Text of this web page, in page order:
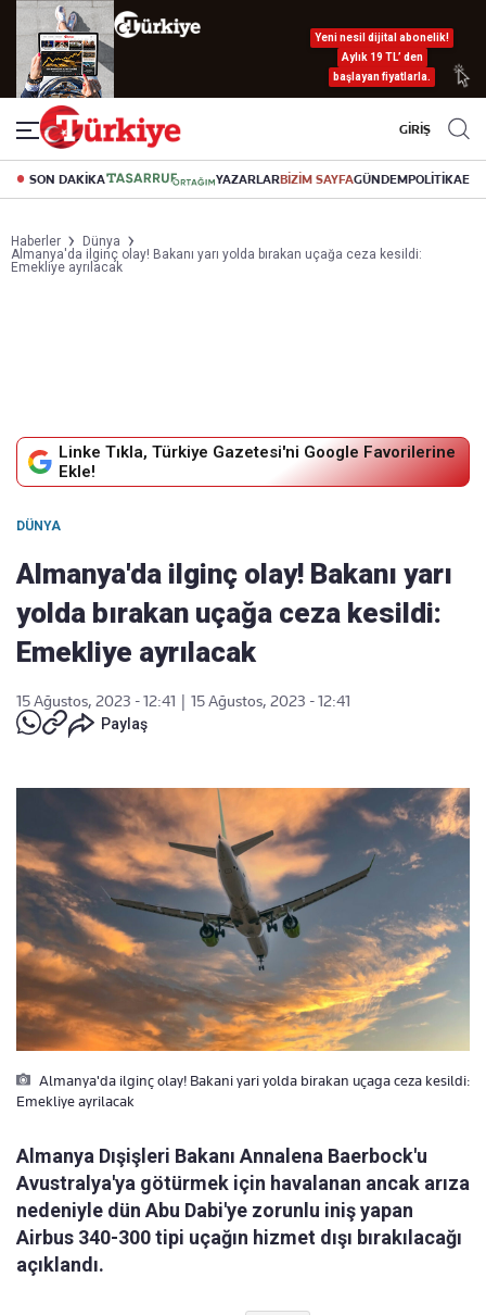
Yeni nesil dijital abonelik!
Aylık 19 TL’ den
başlayan fiyatlarla.
GİRİŞ
SON DAKİKA YAZARLARBİZİM SAYFAGÜNDEMPOLİTİKA
Haberler
Dünya
Almanya'da ilginç olay! Bakanı yarı yolda bırakan uçağa ceza kesildi:
Emekliye ayrılacak
Linke Tıkla, Türkiye Gazetesi'ni Google Favorilerine
Ekle!
DÜNYA
Almanya'da ilginç olay! Bakanı yarı
yolda bırakan uçağa ceza kesildi:
Emekliye ayrılacak
15 Ağustos, 2023 - 12:41
15 Ağustos, 2023 - 12:41
Paylaş
Almanya'da ilginç olay! Bakani yari yolda birakan uçaga ceza kesildi:
Emekliye ayrilacak
Almanya Dışişleri Bakanı Annalena Baerbock'u
Avustralya'ya götürmek için havalanan ancak arıza
nedeniyle dün Abu Dabi'ye zorunlu iniş yapan
Airbus 340-300 tipi uçağın hizmet dışı bırakılacağı
açıklandı.